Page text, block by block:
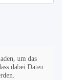
um das
dabei Daten